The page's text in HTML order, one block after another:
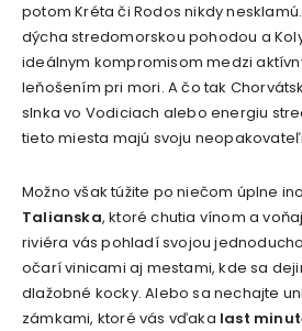
potom Kréta či Rodos nikdy
dýcha stredomorskou pohodou a
ideálnym kompromisom medzi
leňošením pri mori. A čo tak
slnka vo Vodiciach alebo energiu
tieto miesta majú svoju
Možno však túžite po niečom úplne
Talianska, ktoré chutia vínom a
riviéra vás pohladí svojou
očarí vinicami aj mestami, kde sa
dlažobné kocky. Alebo sa nechajte
zámkami, ktoré vás vďaka last